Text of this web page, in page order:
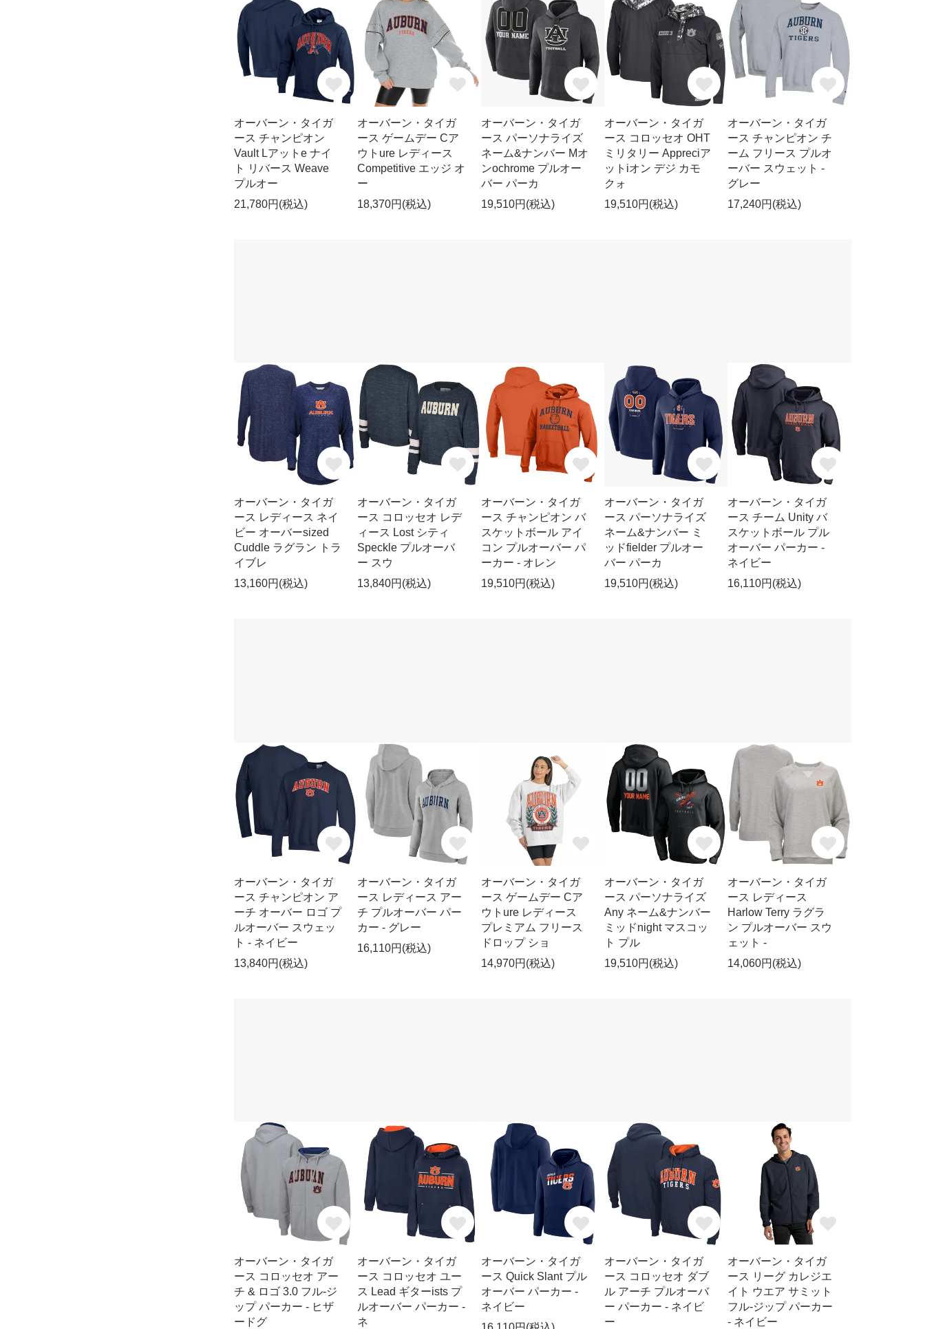
オーバーン・タイガ
ース チャンピオン
Vault Lアットe ナイ
ト リバース Weave
プルオー
21,780円(税込)
オーバーン・タイガ
ース ゲームデー Cア
ウトure レディース
Competitive エッジ オ
ー
18,370円(税込)
オーバーン・タイガ
ース パーソナライズ
ネーム&ナンバー Mオ
ンochrome プルオー
バー パーカ
19,510円(税込)
オーバーン・タイガ
ース コロッセオ OHT
ミリタリー Appreciア
ットiオン デジ カモ
クォ
19,510円(税込)
オーバーン・タイガ
ース チャンピオン チ
ーム フリース プルオ
ーバー スウェット -
グレー
17,240円(税込)
オーバーン・タイガ
ース レディース ネイ
ビー オーバーsized
Cuddle ラグラン トラ
イブレ
13,160円(税込)
オーバーン・タイガ
ース コロッセオ レデ
ィース Lost シティ
Speckle プルオーバ
ー スウ
13,840円(税込)
オーバーン・タイガ
ース チャンピオン バ
スケットボール アイ
コン プルオーバー パ
ーカー - オレン
19,510円(税込)
オーバーン・タイガ
ース パーソナライズ
ネーム&ナンバー ミ
ッドfielder プルオー
バー パーカ
19,510円(税込)
オーバーン・タイガ
ース チーム Unity バ
スケットボール プル
オーバー パーカー -
ネイビー
16,110円(税込)
オーバーン・タイガ
ース チャンピオン ア
ーチ オーバー ロゴ プ
ルオーバー スウェッ
ト - ネイビー
13,840円(税込)
オーバーン・タイガ
ース レディース アー
チ プルオーバー パー
カー - グレー
16,110円(税込)
オーバーン・タイガ
ース ゲームデー Cア
ウトure レディース
プレミアム フリース
ドロップ ショ
14,970円(税込)
オーバーン・タイガ
ース パーソナライズ
Any ネーム&ナンバー
ミッドnight マスコッ
ト プル
19,510円(税込)
オーバーン・タイガ
ース レディース
Harlow Terry ラグラ
ン プルオーバー スウ
ェット -
14,060円(税込)
オーバーン・タイガ
ース コロッセオ アー
チ & ロゴ 3.0 フル-ジ
ップ パーカー - ヒザ
ードグ
オーバーン・タイガ
ース コロッセオ ユー
ス Lead ギターists プ
ルオーバー パーカー -
ネ
オーバーン・タイガ
ース Quick Slant プル
オーバー パーカー -
ネイビー
オーバーン・タイガ
ース コロッセオ ダブ
ル アーチ プルオーバ
ー パーカー - ネイビ
ー
オーバーン・タイガ
ース リーグ カレジエ
イト ウエア サミット
フル-ジップ パーカー
- ネイビー